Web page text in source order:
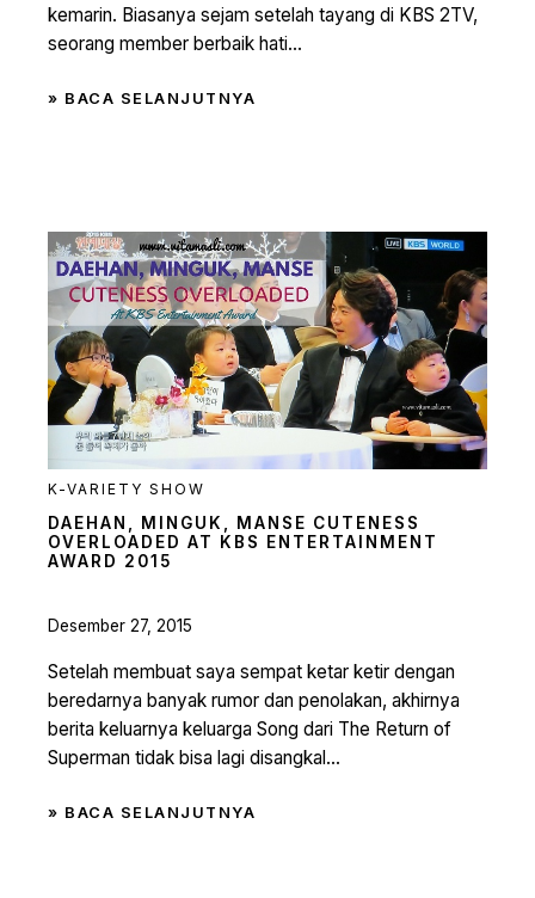
kemarin. Biasanya sejam setelah tayang di KBS 2TV,
seorang member berbaik hati...
» BACA SELANJUTNYA
K-VARIETY SHOW
DAEHAN, MINGUK, MANSE CUTENESS
OVERLOADED AT KBS ENTERTAINMENT
AWARD 2015
Desember 27, 2015
Setelah membuat saya sempat ketar ketir dengan
beredarnya banyak rumor dan penolakan, akhirnya
berita keluarnya keluarga Song dari The Return of
Superman tidak bisa lagi disangkal...
» BACA SELANJUTNYA